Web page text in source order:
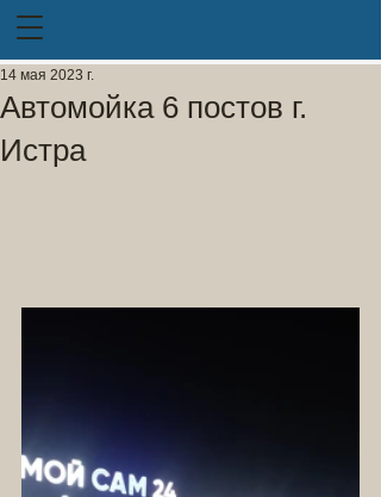
Автомойка 6 постов г.
Истра
14 мая 2023 г.